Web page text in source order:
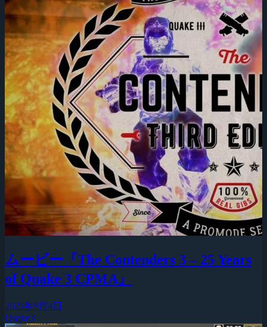
ムービー『The Contenders 3 – 25 Years
of Quake 3 CPMA』
2025年9月4日
Quake3